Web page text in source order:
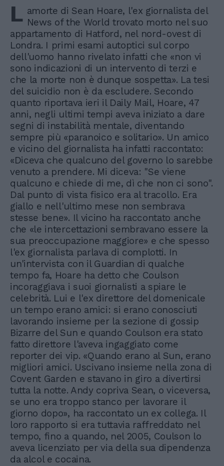
L amorte di Sean Hoare, l'ex giornalista del
News of the World trovato morto nel suo
appartamento di Hatford, nel nord-ovest di
Londra. I primi esami autoptici sul corpo
dell'uomo hanno rivelato infatti che «non vi
sono indicazioni di un intervento di terzi e
che la morte non è dunque sospetta». La tesi
del suicidio non è da escludere. Secondo
quanto riportava ieri il Daily Mail, Hoare, 47
anni, negli ultimi tempi aveva iniziato a dare
segni di instabilità mentale, diventando
sempre più «paranoico e solitario». Un amico
e vicino del giornalista ha infatti raccontato:
«Diceva che qualcuno del governo lo sarebbe
venuto a prendere. Mi diceva: "Se viene
qualcuno e chiede di me, dì che non ci sono".
Dal punto di vista fisico era al tracollo. Era
giallo e nell'ultimo mese non sembrava
stesse bene». Il vicino ha raccontato anche
che «le intercettazioni sembravano essere la
sua preoccupazione maggiore» e che spesso
l'ex giornalista parlava di complotti. In
un'intervista con il Guardian di qualche
tempo fa, Hoare ha detto che Coulson
incoraggiava i suoi giornalisti a spiare le
celebrità. Lui e l'ex direttore del domenicale
un tempo erano amici: si erano conosciuti
lavorando insieme per la sezione di gossip
Bizarre del Sun e quando Coulson era stato
fatto direttore l'aveva ingaggiato come
reporter dei vip. «Quando erano al Sun, erano
migliori amici. Uscivano insieme nella zona di
Covent Garden e stavano in giro a divertirsi
tutta la notte. Andy copriva Sean, o viceversa,
se uno era troppo stanco per lavorare il
giorno dopo», ha raccontato un ex collega. Il
loro rapporto si era tuttavia raffreddato nel
tempo, fino a quando, nel 2005, Coulson lo
aveva licenziato per via della sua dipendenza
da alcol e cocaina.